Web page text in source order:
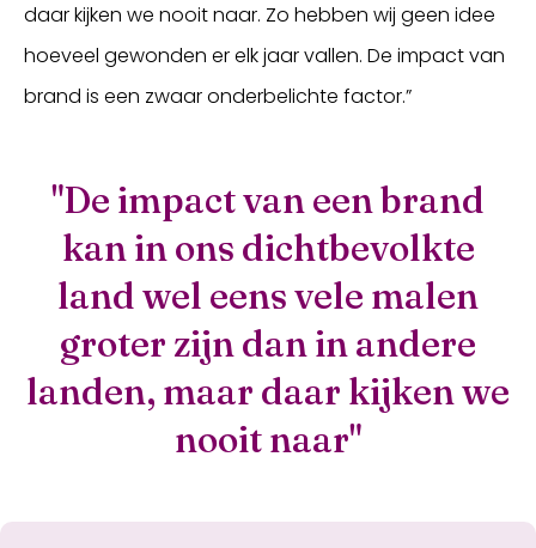
daar kijken we nooit naar. Zo hebben wij geen idee
hoeveel gewonden er elk jaar vallen. De impact van
brand is een zwaar onderbelichte factor.”
"De impact van een brand
kan in ons dichtbevolkte
land wel eens vele malen
groter zijn dan in andere
landen, maar daar kijken we
nooit naar"